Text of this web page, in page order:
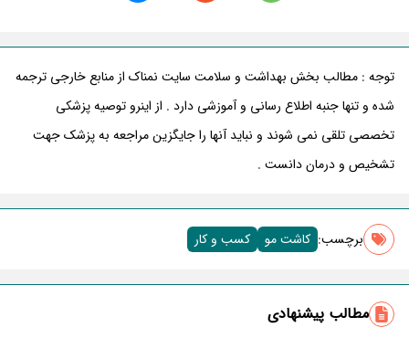
توجه : مطالب بخش بهداشت و سلامت سایت نمناک از منابع خارجی ترجمه
شده و تنها جنبه اطلاع رسانی و آموزشی دارد . از اینرو توصیه پزشکی
تخصصی تلقی نمی شوند و نباید آنها را جایگزین مراجعه به پزشک جهت
تشخیص و درمان دانست .
برچسب‌: کاشت مو کسب و کار
مطالب پیشنهادی